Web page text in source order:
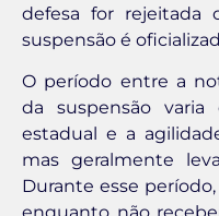
defesa for rejeitada
suspensão é
O período entre a
da suspensão varia
estadual e a
mas geralmente
Durante esse